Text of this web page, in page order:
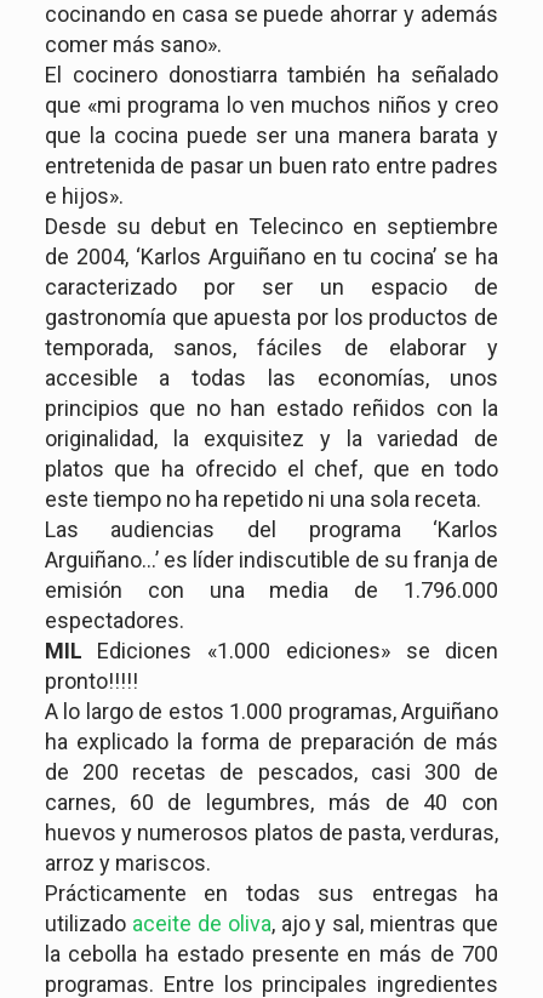
cocinando en casa se puede ahorrar y además
comer más sano».
El cocinero donostiarra también ha señalado
que «mi programa lo ven muchos niños y creo
que la cocina puede ser una manera barata y
entretenida de pasar un buen rato entre padres
e hijos».
Desde su debut en Telecinco en septiembre
de 2004, ‘Karlos Arguiñano en tu cocina’ se ha
caracterizado por ser un espacio de
gastronomía que apuesta por los productos de
temporada, sanos, fáciles de elaborar y
accesible a todas las economías, unos
principios que no han estado reñidos con la
originalidad, la exquisitez y la variedad de
platos que ha ofrecido el chef, que en todo
este tiempo no ha repetido ni una sola receta.
Las audiencias del programa ‘Karlos
Arguiñano…’ es líder indiscutible de su franja de
emisión con una media de 1.796.000
espectadores.
MIL Ediciones «1.000 ediciones» se dicen
pronto!!!!!
A lo largo de estos 1.000 programas, Arguiñano
ha explicado la forma de preparación de más
de 200 recetas de pescados, casi 300 de
carnes, 60 de legumbres, más de 40 con
huevos y numerosos platos de pasta, verduras,
arroz y mariscos.
Prácticamente en todas sus entregas ha
utilizado aceite de oliva, ajo y sal, mientras que
la cebolla ha estado presente en más de 700
programas. Entre los principales ingredientes